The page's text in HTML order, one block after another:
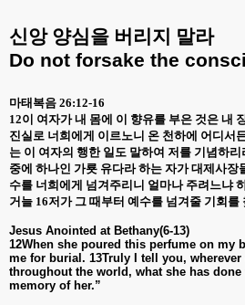
신앙 양심을 버리지 말라
Do not forsake the
마태복음 26:12-16
12이 여자가 내 몸에 이 향유를 부은 것은 내
진실로 너희에게 이르노니 온 천하에 어디서
는 이 여자의 행한 일도 말하여 저를 기념하
중에 하나인 가룟 유다라 하는 자가 대제사장
수를 너희에게 넘겨주리니 얼마나 주려느냐
거늘 16저가 그 때부터 예수를 넘겨줄 기회를
Jesus Anointed at Bethany(6-13)
12When she poured this perfume on my
me for burial. 13Truly I tell you,
throughout the world, what she has
memory of her.”